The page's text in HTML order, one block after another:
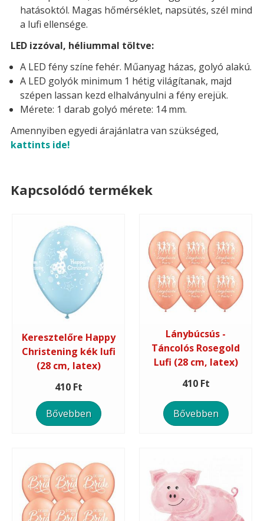
hatásoktól. Magas hőmérséklet, napsütés, szél mind
a lufi ellensége.
LED izzóval, héliummal töltve:
A LED fény színe fehér. Műanyag házas, golyó alakú.
A LED golyók minimum 1 hétig világítanak, majd
szépen lassan kezd elhalványulni a fény erejük.
Mérete: 1 darab golyó mérete: 14 mm.
Amennyiben egyedi árajánlatra van szükséged,
kattints ide!
Kapcsolódó termékek
Keresztelőre Happy
Christening kék lufi
(28 cm, latex)
410 Ft
Bővebben
Lánybúcsús -
Táncolós Rosegold
Lufi (28 cm, latex)
410 Ft
Bővebben